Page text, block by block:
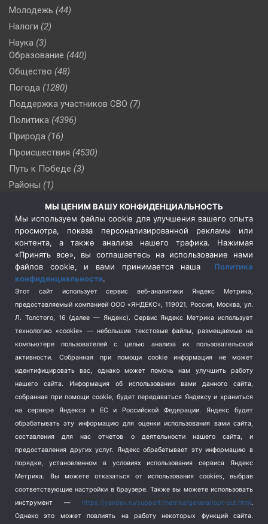
Молодежь (44)
Налоги (2)
Наука (3)
Образование (440)
Общество (48)
Погода (1280)
Поддержка участников СВО (7)
Политика (4396)
Природа (16)
Происшествия (4530)
Путь к Победе (3)
Районы (1)
(510)
Сельское хозяйство (3)
Социальная политика
(3)
Спецоперация в Украине
Спецоперация на Украине
(404)
Спорт (740)
Терроризм (1)
Транспорт (262)
Туризм (178)
Флот (76)
Школа и спорт (2)
Экология (8)
Экономика (1172)
МЫ ЦЕНИМ ВАШУ КОНФИДЕНЦИАЛЬНОСТЬ
Мы используем файлы cookie для улучшения вашего опыта
просмотра, показа персонализированной рекламы или
контента, а также анализа нашего трафика. Нажимая
«Принять все», вы соглашаетесь на использование нами
файлов cookie, и вами принимается наша Политика
конфиденциальности.
Этот сайт использует сервис веб-аналитики Яндекс Метрика,
предоставляемый компанией ООО «ЯНДЕКС», 119021, Россия, Москва, ул.
Л. Толстого, 16 (далее — Яндекс). Сервис Яндекс Метрика использует
технологию «cookie» — небольшие текстовые файлы, размещаемые на
компьютере пользователей с целью анализа их пользовательской
активности.
Собранная при помощи cookie информация не может
идентифицировать вас, однако может помочь нам улучшить работу
нашего сайта. Информация об использовании вами данного сайта,
собранная при помощи cookie, будет передаваться Яндексу и храниться
на сервере Яндекса в ЕС и Российской Федерации. Яндекс будет
обрабатывать эту информацию для оценки использования вами сайта,
составления для нас отчетов о деятельности нашего сайта, и
предоставления других услуг. Яндекс обрабатывает эту информацию в
порядке, установленном в условиях использования сервиса Яндекс
Метрика.
Вы можете отказаться от использования cookies, выбрав
соответствующие настройки в браузере. Также вы можете использовать
инструмент — https://yandex.ru/support/metrika/general/opt-out.html.
Однако это может повлиять на работу некоторых функций сайта.